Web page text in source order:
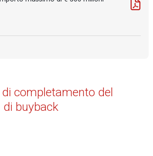
di completamento del
buyback